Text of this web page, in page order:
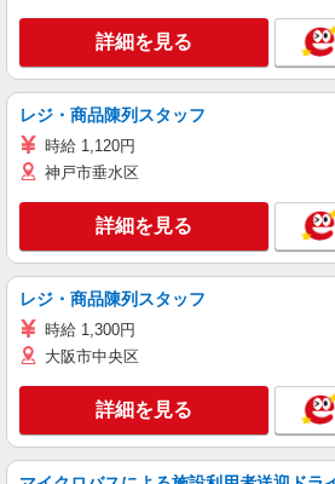
詳細を見る
レジ・商品陳列スタッフ
時給 1,120円
神戸市垂水区
詳細を見る
レジ・商品陳列スタッフ
時給 1,300円
大阪市中央区
詳細を見る